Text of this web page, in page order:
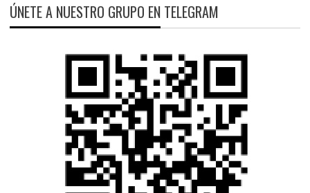
ÚNETE A NUESTRO GRUPO EN TELEGRAM